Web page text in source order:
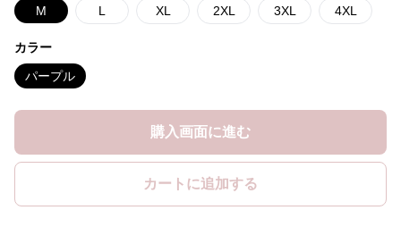
M L XL 2XL 3XL 4XL
カラー
パープル
購入画面に進む
カートに追加する